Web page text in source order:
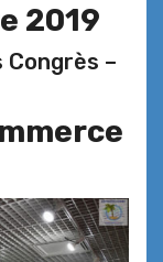
2019
–